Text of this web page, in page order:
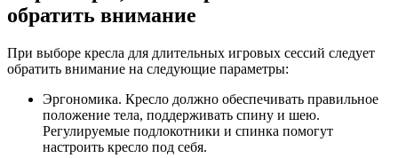
обратить внимание
При выборе кресла для длительных игровых сессий следует
обратить внимание на следующие параметры:
Эргономика. Кресло должно обеспечивать правильное
положение тела, поддерживать спину и шею.
Регулируемые подлокотники и спинка помогут
настроить кресло под себя.